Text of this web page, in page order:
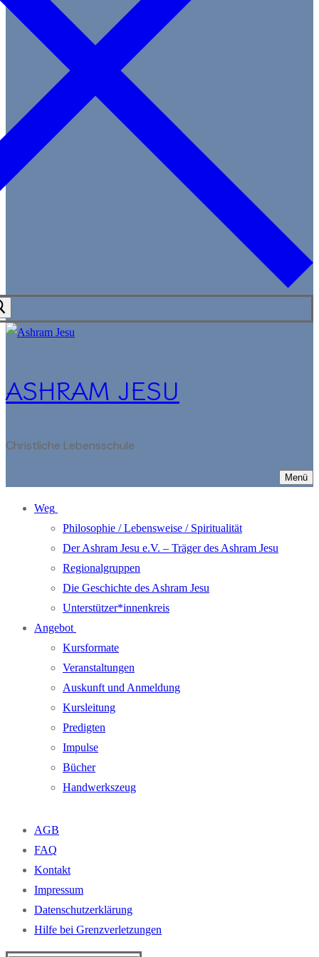
ASHRAM JESU
Christliche Lebensschule
Menü
Weg
Philosophie / Lebensweise / Spiritualität
Der Ashram Jesu e.V. – Träger des Ashram Jesu
Regionalgruppen
Die Geschichte des Ashram Jesu
Unterstützer*innenkreis
Angebot
Kursformate
Veranstaltungen
Auskunft und Anmeldung
Kursleitung
Predigten
Impulse
Bücher
Handwerkszeug
AGB
FAQ
Kontakt
Impressum
Datenschutzerklärung
Hilfe bei Grenzverletzungen